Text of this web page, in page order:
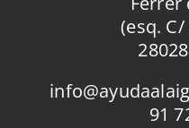
(esq.
91